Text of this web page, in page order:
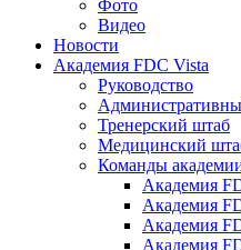
Фото
Видео
Новости
Академия FDC Vista
Руководство
Тренерский штаб
Медицинский
Команды
Академия
Академия
Академия
Академия